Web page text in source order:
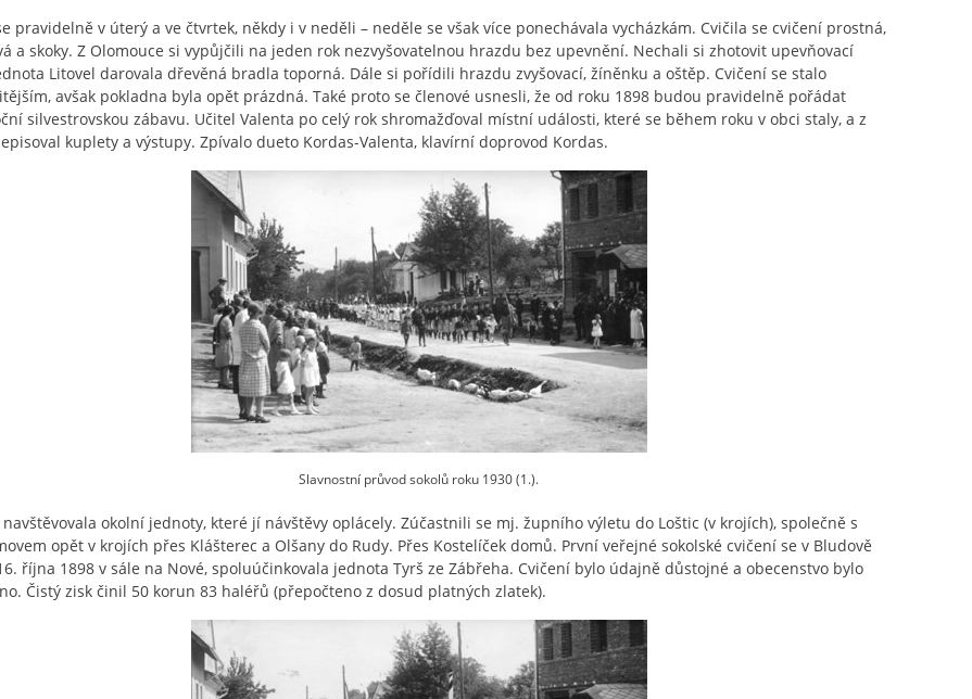
pravidelně v úterý a ve čtvrtek, někdy i v neděli – neděle se však více ponechávala vycházkám. Cvičila se cvičení prostná,
a skoky. Z Olomouce si vypůjčili na jeden rok nezvyšovatelnou hrazdu bez upevnění. Nechali si zhotovit upevňovací
Litovel darovala dřevěná bradla toporná. Dále si pořídili hrazdu zvyšovací, žíněnku a oštěp. Cvičení se stalo
avšak pokladna byla opět prázdná. Také proto se členové usnesli, že od roku 1898 budou pravidelně pořádat
silvestrovskou zábavu. Učitel Valenta po celý rok shromažďoval místní události, které se během roku v obci staly, a z
kuplety a výstupy. Zpívalo dueto Kordas-Valenta, klavírní doprovod Kordas.
Slavnostní průvod sokolů roku 1930 (1.).
navštěvovala okolní jednoty, které jí návštěvy oplácely. Zúčastnili se mj. župního výletu do Loštic (v krojích), společně s
opět v krojích přes Klášterec a Olšany do Rudy. Přes Kostelíček domů. První veřejné sokolské cvičení se v Bludově
října 1898 v sále na Nové, spoluúčinkovala jednota Tyrš ze Zábřeha. Cvičení bylo údajně důstojné a obecenstvo bylo
Čistý zisk činil 50 korun 83 haléřů (přepočteno z dosud platných zlatek).